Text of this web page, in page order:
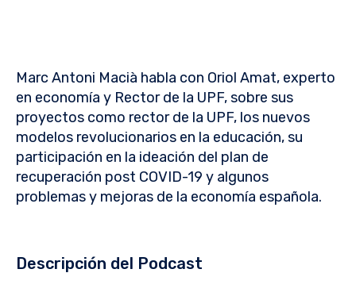
Marc Antoni Macià habla con Oriol Amat, experto
en economía y Rector de la UPF, sobre sus
proyectos como rector de la UPF, los nuevos
modelos revolucionarios en la educación, su
participación en la ideación del plan de
recuperación post COVID-19 y algunos
problemas y mejoras de la economía española.
Descripción del Podcast